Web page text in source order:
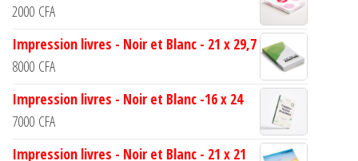
2000 CFA
Impression livres - Noir et Blanc - 21 x 29,7
8000 CFA
Impression livres - Noir et Blanc -16 x 24
7000 CFA
Impression livres - Noir et Blanc - 21 x 21